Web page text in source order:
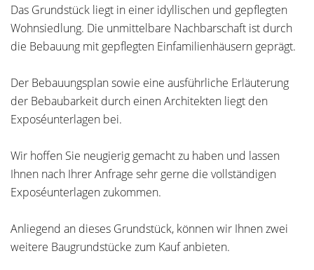
Das Grundstück liegt in einer idyllischen und gepflegten
Wohnsiedlung. Die unmittelbare Nachbarschaft ist durch
die Bebauung mit gepflegten Einfamilienhäusern geprägt.
Der Bebauungsplan sowie eine ausführliche Erläuterung
der Bebaubarkeit durch einen Architekten liegt den
Exposéunterlagen bei.
Wir hoffen Sie neugierig gemacht zu haben und lassen
Ihnen nach Ihrer Anfrage sehr gerne die vollständigen
Exposéunterlagen zukommen.
Anliegend an dieses Grundstück, können wir Ihnen zwei
weitere Baugrundstücke zum Kauf anbieten.